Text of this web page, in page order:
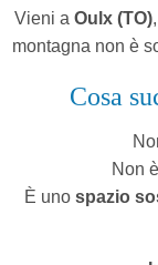
Vieni a Oulx (TO)
montagna non è
Cosa
Non
È uno spazio